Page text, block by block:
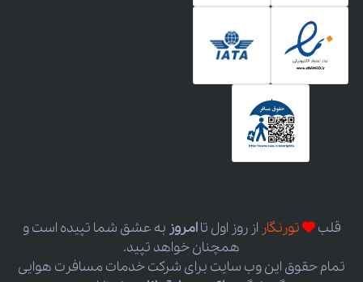
قلب تورنگار از روز اول تاامروز به عشق شما تپیده است و
همچنان خواهد تپید.
تمام حقوق این وب سایت برای شرکت خدمات مسافرت هوایی